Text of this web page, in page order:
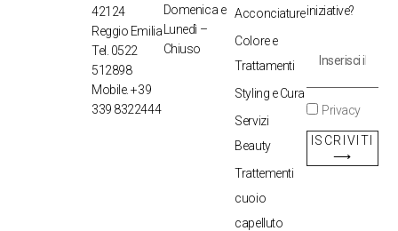
42124
Reggio Emilia
Tel. 0522
512898
Mobile. +39
339 8322444
Domenica e
Lunedì –
Chiuso
Acconciature
Colore e
Trattamenti
Styling e Cura
Servizi
Beauty
Trattementi
cuoio
capelluto
iniziative?
Privacy
ISCRIVITI
⟶